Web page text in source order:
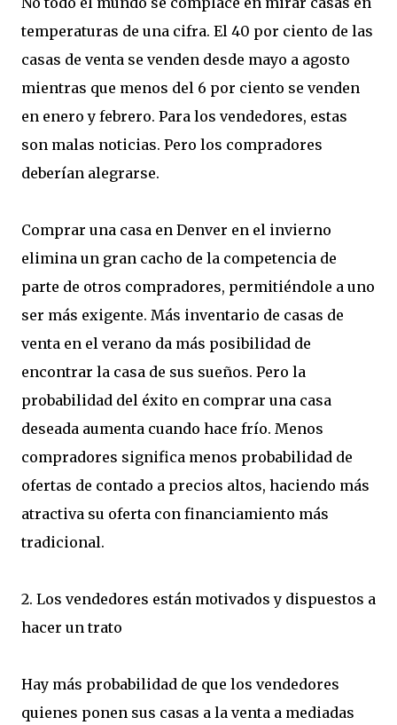
temperaturas de una cifra. El 40 por ciento de las
casas de venta se venden desde mayo a agosto
mientras que menos del 6 por ciento se venden
en enero y febrero. Para los vendedores, estas
son malas noticias. Pero los compradores
deberían alegrarse.
Comprar una casa en Denver en el invierno
elimina un gran cacho de la competencia de
parte de otros compradores, permitiéndole a uno
ser más exigente. Más inventario de casas de
venta en el verano da más posibilidad de
encontrar la casa de sus sueños. Pero la
probabilidad del éxito en comprar una casa
deseada aumenta cuando hace frío. Menos
compradores significa menos probabilidad de
ofertas de contado a precios altos, haciendo más
atractiva su oferta con financiamiento más
tradicional.
2. Los vendedores están motivados y dispuestos a
hacer un trato
Hay más probabilidad de que los vendedores
quienes ponen sus casas a la venta a mediadas